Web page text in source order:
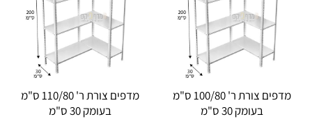
מדפים צורת ר' 100/80 ס"מ
בעומק 30 ס"מ
מדפים צורת ר' 110/80 ס"מ
בעומק 30 ס"מ